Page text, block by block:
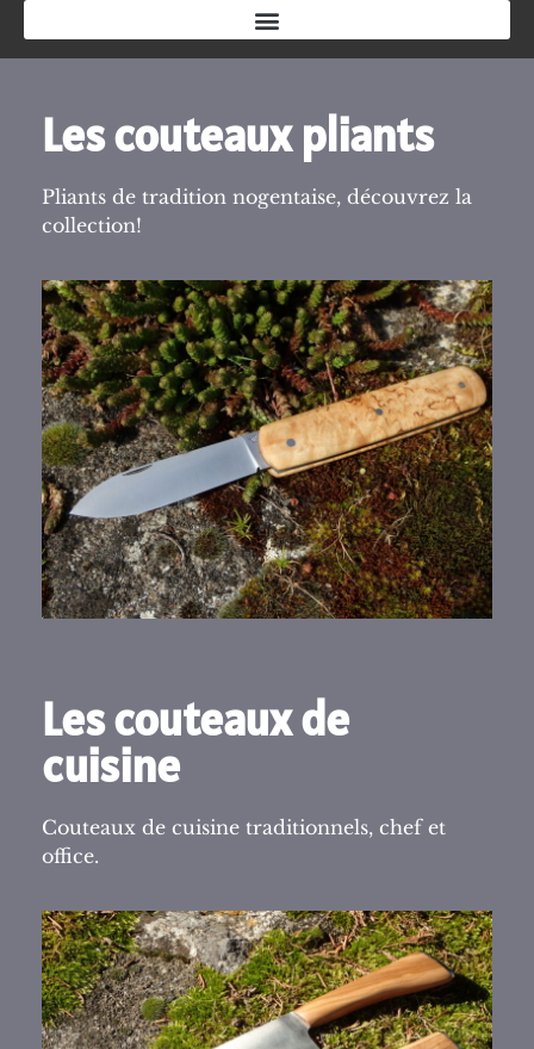
Les couteaux pliants
Pliants de tradition nogentaise, découvrez la
collection!
Les couteaux de
cuisine
Couteaux de cuisine traditionnels, chef et
office.